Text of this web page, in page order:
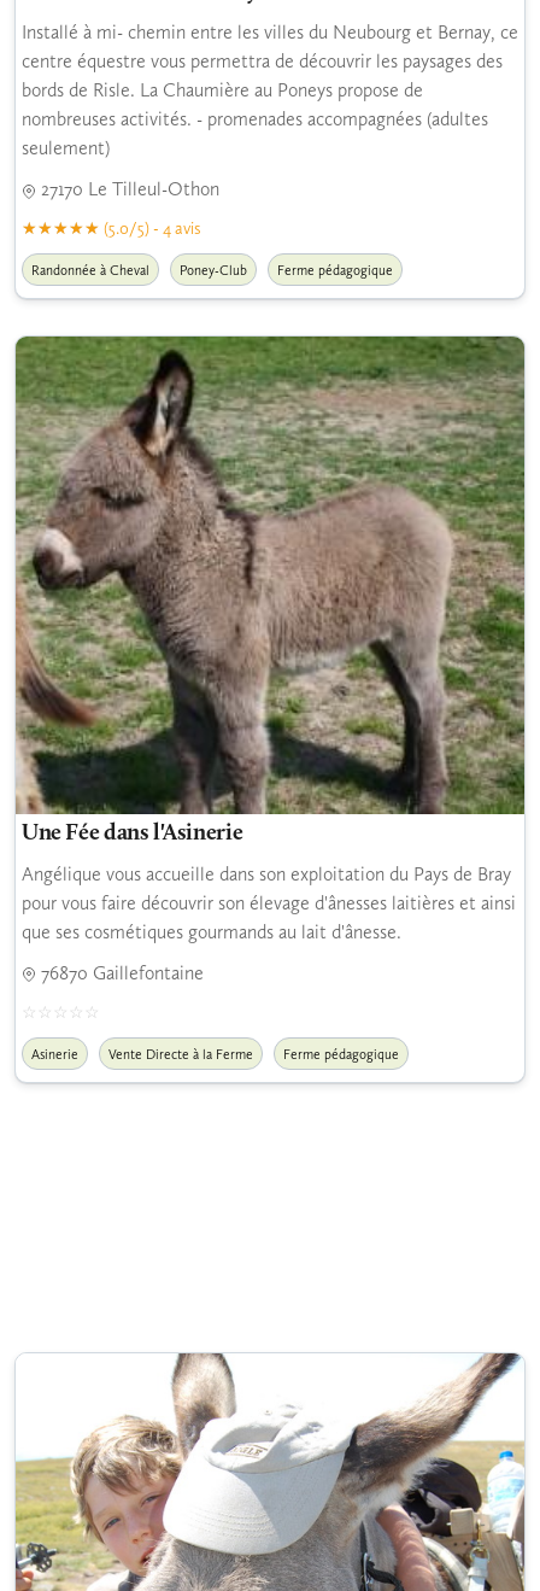
Installé à mi- chemin entre les villes du Neubourg et Bernay, ce
centre équestre vous permettra de découvrir les paysages des
bords de Risle. La Chaumière au Poneys propose de
nombreuses activités. - promenades accompagnées (adultes
seulement)
27170 Le Tilleul-Othon
(5.0/5) - 4 avis
Randonnée à Cheval Poney-Club Ferme pédagogique
Une Fée dans l'Asinerie
Angélique vous accueille dans son exploitation du Pays de Bray
pour vous faire découvrir son élevage d'ânesses laitières et ainsi
que ses cosmétiques gourmands au lait d'ânesse.
76870 Gaillefontaine
Asinerie Vente Directe à la Ferme Ferme pédagogique